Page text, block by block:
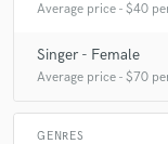
Average price - $40
Singer - Female
Average price - $70
GENRES